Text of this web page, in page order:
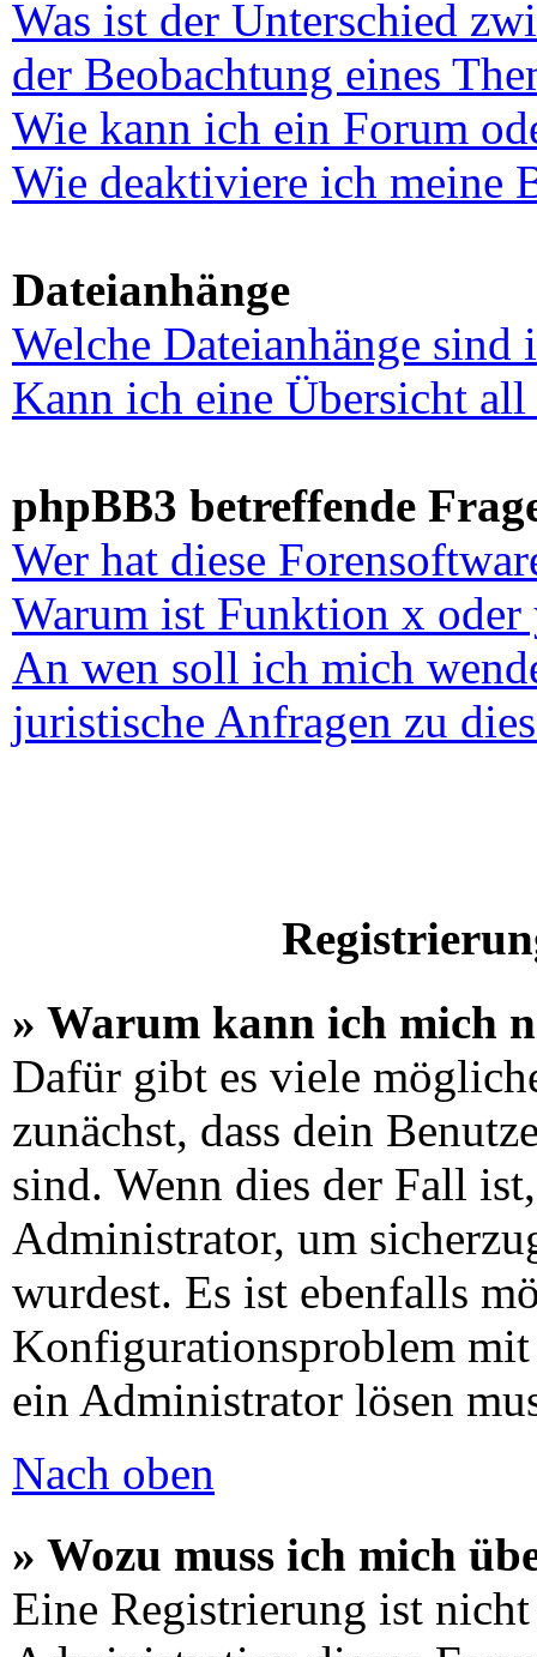
Was ist der Unterschied
der Beobachtung eines
Wie kann ich ein Forum
Wie deaktiviere ich meine
Dateianhänge
Welche Dateianhänge sind
Kann ich eine Übersicht all
phpBB3 betreffende
Wer hat diese
Warum ist Funktion x oder
An wen soll ich mich
juristische Anfragen zu
» Warum kann ich mich
Dafür gibt es viele
zunächst, dass dein
sind. Wenn dies der Fall
Administrator, um
wurdest. Es ist ebenfalls
Konfigurationsproblem
ein Administrator lösen
Nach oben
» Wozu muss ich mich
Eine Registrierung ist